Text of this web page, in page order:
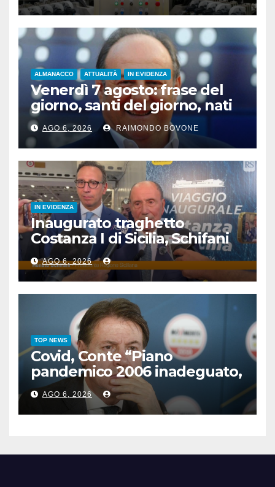
ALMANACCO ATTUALITÀ IN EVIDENZA
Venerdì 7 agosto: frase del
giorno, santi del giorno, nati
famosi, accadde oggi
AGO 6, 2026 RAIMONDO BOVONE
IN EVIDENZA
Inaugurato traghetto
Costanza I di Sicilia, Schifani
“Mantenuto impegni presi”
AGO 6, 2026
TOP NEWS
Covid, Conte “Piano
pandemico 2006 inadeguato,
virus senza precedenti”
AGO 6, 2026